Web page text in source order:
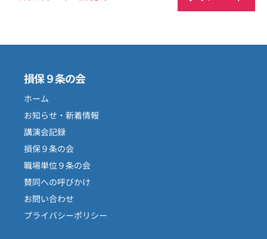
損保９条の会
ホーム
お知らせ・新着情報
講演会記録
損保９条の会
職場単位９条の会
賛同への呼びかけ
お問い合わせ
プライバシーポリシー